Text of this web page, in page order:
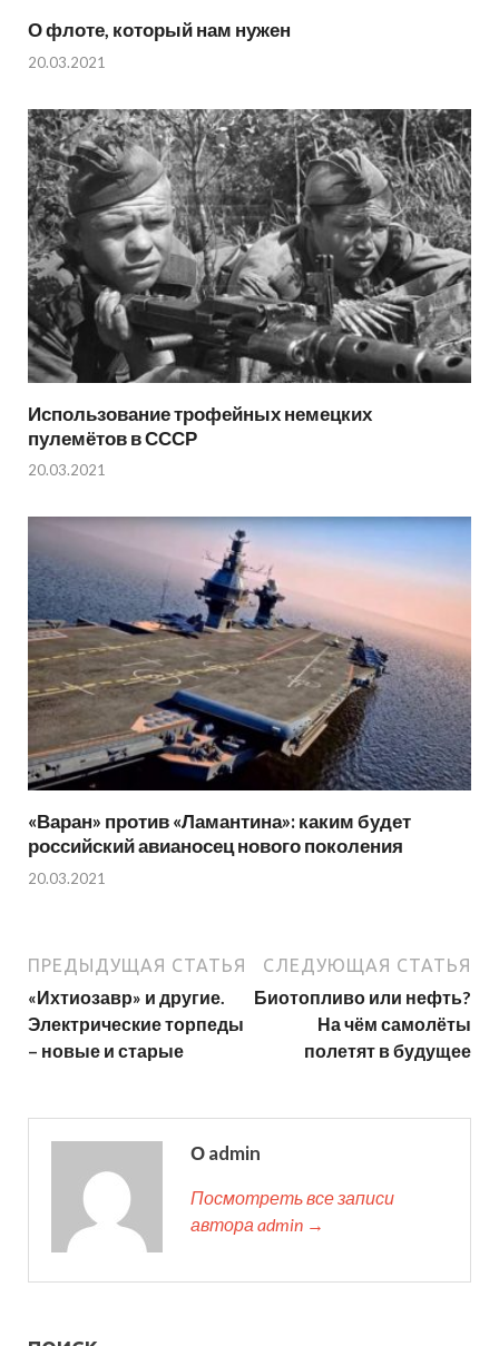
О флоте, который нам нужен
20.03.2021
Использование трофейных немецких
пулемётов в СССР
20.03.2021
«Варан» против «Ламантина»: каким будет
российский авианосец нового поколения
20.03.2021
ПРЕДЫДУЩАЯ СТАТЬЯ
«Ихтиозавр» и другие.
Электрические торпеды
– новые и старые
СЛЕДУЮЩАЯ СТАТЬЯ
Биотопливо или нефть?
На чём самолёты
полетят в будущее
О admin
Посмотреть все записи
автора admin →